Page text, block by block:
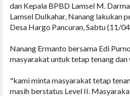
dan Kepala BPBD Lamsel M.
Lamsel Dulkahar, Nanang lakukan
Desa Hargo Pancuran, Sabtu (11/
Nanang Ermanto bersama Edi
masyarakat untuk tetap tenang dan
"kami minta masyarakat tetap
masih berstatus Level II.